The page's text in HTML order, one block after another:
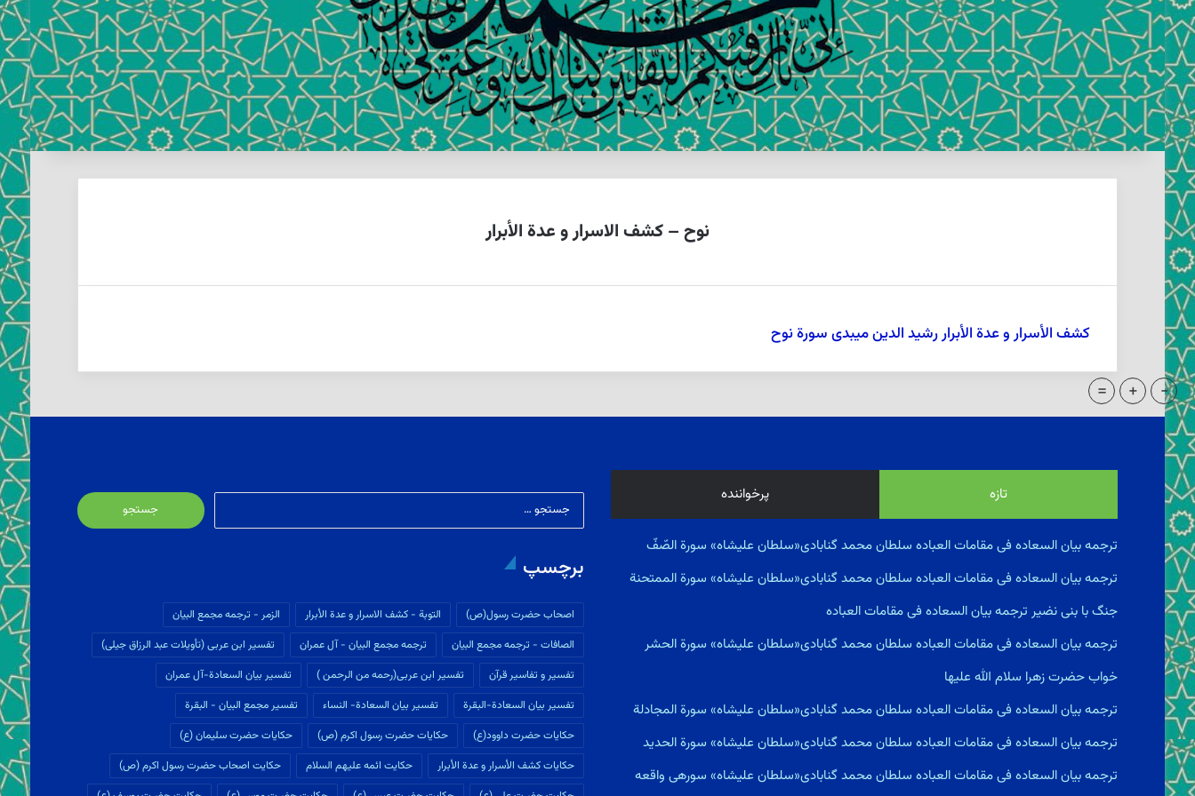
نوح – كشف الاسرار و عدة الأبرار
كشف الأسرار و عدة الأبرار رشيد الدين ميبدى سورة نوح
تازه پرخواننده
ترجمه بیان السعاده فى مقامات العباده سلطان محمد گنابادی«سلطان علیشاه» سورة الصّفّ
ترجمه بیان السعاده فى مقامات العباده سلطان محمد گنابادی«سلطان علیشاه» سورة الممتحنة
جنگ با بنى نضير ترجمه بیان السعاده فى مقامات العباده
ترجمه بیان السعاده فى مقامات العباده سلطان محمد گنابادی«سلطان علیشاه» سورة الحشر
خواب حضرت زهرا سلام الله علیها
ترجمه بیان السعاده فى مقامات العباده سلطان محمد گنابادی«سلطان علیشاه» سورة المجادلة
ترجمه بیان السعاده فى مقامات العباده سلطان محمد گنابادی«سلطان علیشاه» سورة الحديد
ترجمه بیان السعاده فى مقامات العباده سلطان محمد گنابادی«سلطان علیشاه» سورهى واقعه
جستجو
برای:
برچسپ
اصحاب حضرت رسول(ص) التوبة - كشف الاسرار و عدة الأبرار
الزمر - ترجمه مجمع البیان
الصافات - ترجمه مجمع البیان
ترجمه مجمع البیان - آل عمران
تفسير ابن عربى (تأويلات عبد الرزاق جیلی)
تفسير و تفاسير قرآن
تفسیر ابن عربى(رحمه من الرحمن )
تفسیر بیان السعادة-آل عمران
تفسیر بیان السعادة-البقرة
تفسیر بیان السعادة- النساء
تفسیر مجمع البیان - البقرة
حکایات حضرت داوود(ع)
حکایات حضرت رسول اکرم (ص)
حکایات حضرت سلیمان (ع)
حکایات كشف الأسرار و عدة الأبرار
حکایت ائمه علیهم السلام
حکایت اصحاب حضرت رسول اکرم (ص)
-
+
=